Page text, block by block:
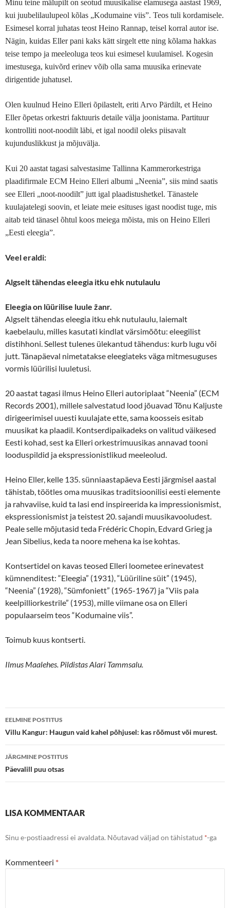
Minu teine mälupilt on seotud muusikalise elamusega aastast 1969,
kui juubelilaulupeol kõlas „Kodumaine viis”. Teos tuli kordamisele.
Esimesel korral juhatas teost Heino Rannap, teisel korral autor ise.
Nägin, kuidas Eller pani kaks kätt sirgelt ette ning kõlama hakkas
teise tempo ja meeleoluga teos kui esimesel kuulamisel. Kogesin
imestusega, kuivõrd erinev võib olla sama muusika erinevate
dirigentide juhatusel.
Olen kuulnud Heino Elleri õpilastelt, eriti Arvo Pärdilt, et Heino
Eller õpetas orkestri faktuuris detaile välja joonistama. Partituur
kontrolliti noot-noodilt läbi, et igal noodil oleks piisavalt
kujunduslikkust ja mõjuvälja.
Kui 20 aastat tagasi salvestasime Tallinna Kammerorkestriga
plaadifirmale ECM Heino Elleri albumi „Neenia”, siis mind saatis
see Elleri „noot-noodilt” jutt igal plaadistushetkel. Tänastele
kuulajatelegi soovin, et leiate meie esituses igast noodist tuge, mis
aitab teid tänasel õhtul koos meiega mõista, mis on Heino Elleri
„Eesti eleegia”.
Veel eraldi:
Algselt tähendas eleegia itku ehk nutulaulu
Eleegia on lüürilise luule žanr.
Algselt tähendas eleegia itku ehk nutulaulu, laiemalt
kaebelaulu, milles kasutati kindlat värsimõõtu: eleegilist
distihhoni. Sellest tulenes ülekantud tähendus: kurb lugu või
jutt. Tänapäeval nimetatakse eleegiateks väga mitmesuguses
vormis lüürilisi luuletusi.
20 aastat tagasi ilmus Heino Elleri autoriplaat “Neenia” (ECM
Records 2001), millele salvestatud lood jõuavad Tõnu Kaljuste
dirigeerimisel uuesti kuulajate ette, sama koosseis esitab
muusikat ka plaadil. Kontserdipaikadeks on valitud väikesed
Eesti kohad, sest ka Elleri orkestrimuusikas annavad tooni
looduspildid ja ekspressionistlikud meeleolud.
Heino Eller, kelle 135. sünniaastapäeva Eesti järgmisel aastal
tähistab, töötles oma muusikas traditsioonilisi eesti elemente
ja rahvaviise, kuid ta lasi end inspireerida ka impressionismist,
ekspressionismist ja teistest 20. sajandi muusikavooludest.
Peale selle mõjutasid teda Frédéric Chopin, Edvard Grieg ja
Jean Sibelius, keda ta noore mehena ka ise kohtas.
Kontsertidel on kavas teosed Elleri loometee erinevatest
kümnenditest: “Eleegia” (1931), “Lüüriline süit” (1945),
“Neenia” (1928), “Sümfoniett” (1965-1967) ja “Viis pala
keelpilliorkestrile” (1953), mille viimane osa on Elleri
populaarseim teos “Kodumaine viis”.
Toimub kuus kontserti.
Ilmus Maalehes. Pildistas Alari Tammsalu.
Postituste
töölaud
EELMINE POSTITUS
Villu Kangur: Haugun vaid kahel põhjusel: kas rõõmust või murest.
JÄRGMINE POSTITUS
Päevalill puu otsas
LISA KOMMENTAAR
Sinu e-postiaadressi ei avaldata. Nõutavad väljad on tähistatud *-ga
Kommenteeri *